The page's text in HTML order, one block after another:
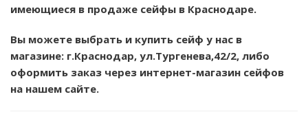
имеющиеся в продаже сейфы в Краснодаре.
Вы можете выбрать и купить сейф у нас в
магазине: г.Краснодар, ул.Тургенева,42/2, либо
оформить заказ через интернет-магазин сейфов
на нашем сайте.